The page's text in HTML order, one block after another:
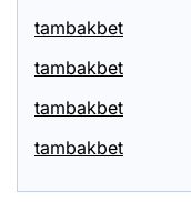
tambakbet
tambakbet
tambakbet
tambakbet